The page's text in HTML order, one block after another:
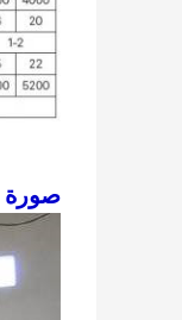
صورة